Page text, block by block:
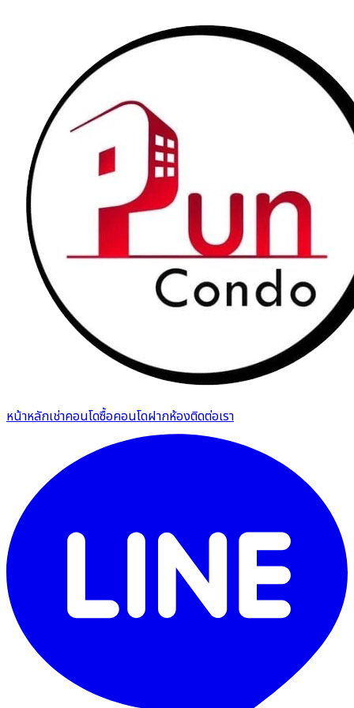
หน้าหลักเช่าคอนโดซื้อคอนโดฝากห้องติดต่อเรา